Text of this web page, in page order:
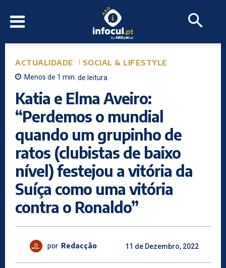
ACTUALIDADE SOCIAL & LIFESTYLE
Menos de 1 min. de leitura
Katia e Elma Aveiro:
“Perdemos o mundial
quando um grupinho de
ratos (clubistas de baixo
nível) festejou a vitória da
Suíça como uma vitória
contra o Ronaldo”
por Redacção 11 de Dezembro, 2022